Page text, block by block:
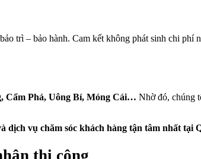
trì – bảo hành. Cam kết không phát sinh chi phí
Cẩm Phả, Uông Bí, Móng Cái… Nhờ đó, chúng
dịch vụ chăm sóc khách hàng tận tâm nhất tại